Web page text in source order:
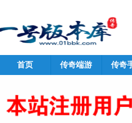
首页 传奇端游 传奇